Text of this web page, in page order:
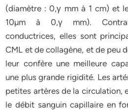
(diamètre : 0,γ mm à 1 cm) et
10µm à 0,γ mm).
conductrices, elles sont
CML et de collagène, et de peu
leur confère une meilleure
une plus grande rigidité. Les
petites artères de la circulation,
le débit sanguin capillaire en